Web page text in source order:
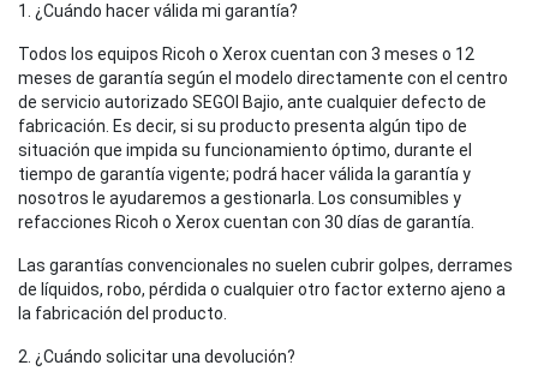
1. ¿Cuándo hacer válida mi garantía?
Todos los equipos Ricoh o Xerox cuentan con 3 meses o 12
meses de garantía según el modelo directamente con el centro
de servicio autorizado SEGOI Bajio, ante cualquier defecto de
fabricación. Es decir, si su producto presenta algún tipo de
situación que impida su funcionamiento óptimo, durante el
tiempo de garantía vigente; podrá hacer válida la garantía y
nosotros le ayudaremos a gestionarla. Los consumibles y
refacciones Ricoh o Xerox cuentan con 30 días de garantía.
Las garantías convencionales no suelen cubrir golpes, derrames
de líquidos, robo, pérdida o cualquier otro factor externo ajeno a
la fabricación del producto.
2. ¿Cuándo solicitar una devolución?